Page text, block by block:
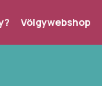
Völgywebshop